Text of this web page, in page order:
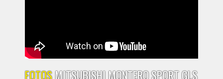
FOTOSMITSUBISHI MONTERO SPORT GLS